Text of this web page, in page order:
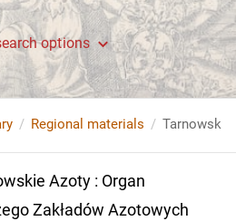
options
Regional materials
Azoty : Organ
Zakładów Azotowych